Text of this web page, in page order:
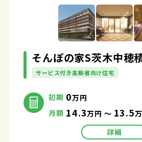
そんぽの家S茨木中穂
サービス付き高齢者向け住宅
初期 0万円
月額 14.3万円 ～ 13.5
詳細